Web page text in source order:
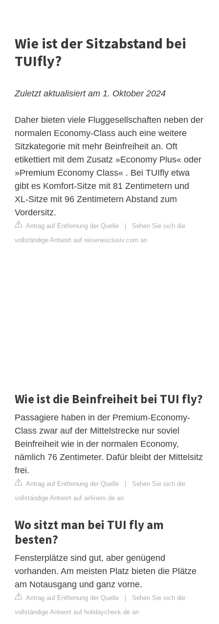
Wie ist der Sitzabstand bei
TUIfly?
Zuletzt aktualisiert am 1. Oktober 2024
Daher bieten viele Fluggesellschaften neben der
normalen Economy-Class auch eine weitere
Sitzkategorie mit mehr Beinfreiheit an. Oft
etikettiert mit dem Zusatz »Economy Plus« oder
»Premium Economy Class« . Bei TUIfly etwa
gibt es Komfort-Sitze mit 81 Zentimetern und
XL-Sitze mit 96 Zentimetern Abstand zum
Vordersitz.
Antrag auf Entfernung der Quelle
Sehen Sie sich die
vollständige Antwort auf reisenexclusiv.com an
Wie ist die Beinfreiheit bei TUI fly?
Passagiere haben in der Premium-Economy-
Class zwar auf der Mittelstrecke nur soviel
Beinfreiheit wie in der normalen Economy,
nämlich 76 Zentimeter. Dafür bleibt der Mittelsitz
frei.
Antrag auf Entfernung der Quelle
Sehen Sie sich die
vollständige Antwort auf airliners.de an
Wo sitzt man bei TUI fly am
besten?
Fensterplätze sind gut, aber genügend
vorhanden. Am meisten Platz bieten die Plätze
am Notausgang und ganz vorne.
Antrag auf Entfernung der Quelle
Sehen Sie sich die
vollständige Antwort auf holidaycheck.de an